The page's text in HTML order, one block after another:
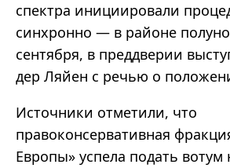
спектра инициировали
синхронно — в районе
сентября, в преддверии
дер Ляйен с речью о
Источники отметили, что
правоконсервативная
Европы» успела подать вотум